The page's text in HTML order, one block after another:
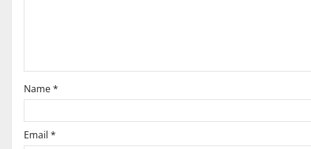
Name*
Email *